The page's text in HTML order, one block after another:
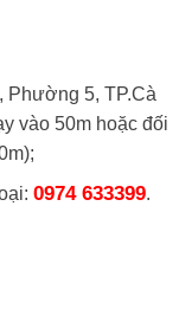
Phường 5, TP.Cà
vào 50m hoặc đối
0974 633399.